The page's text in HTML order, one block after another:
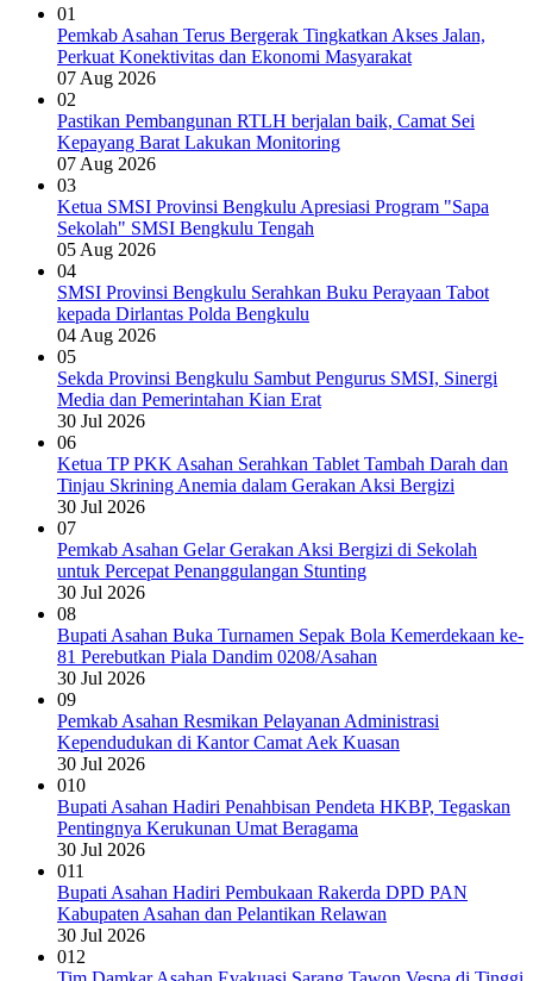
01
Pemkab Asahan Terus Bergerak Tingkatkan Akses Jalan,
Perkuat Konektivitas dan Ekonomi Masyarakat
07 Aug 2026
02
Pastikan Pembangunan RTLH berjalan baik, Camat Sei
Kepayang Barat Lakukan Monitoring
07 Aug 2026
03
Ketua SMSI Provinsi Bengkulu Apresiasi Program "Sapa
Sekolah" SMSI Bengkulu Tengah
05 Aug 2026
04
SMSI Provinsi Bengkulu Serahkan Buku Perayaan Tabot
kepada Dirlantas Polda Bengkulu
04 Aug 2026
05
Sekda Provinsi Bengkulu Sambut Pengurus SMSI, Sinergi
Media dan Pemerintahan Kian Erat
30 Jul 2026
06
Ketua TP PKK Asahan Serahkan Tablet Tambah Darah dan
Tinjau Skrining Anemia dalam Gerakan Aksi Bergizi
30 Jul 2026
07
Pemkab Asahan Gelar Gerakan Aksi Bergizi di Sekolah
untuk Percepat Penanggulangan Stunting
30 Jul 2026
08
Bupati Asahan Buka Turnamen Sepak Bola Kemerdekaan ke-
81 Perebutkan Piala Dandim 0208/Asahan
30 Jul 2026
09
Pemkab Asahan Resmikan Pelayanan Administrasi
Kependudukan di Kantor Camat Aek Kuasan
30 Jul 2026
010
Bupati Asahan Hadiri Penahbisan Pendeta HKBP, Tegaskan
Pentingnya Kerukunan Umat Beragama
30 Jul 2026
011
Bupati Asahan Hadiri Pembukaan Rakerda DPD PAN
Kabupaten Asahan dan Pelantikan Relawan
30 Jul 2026
012